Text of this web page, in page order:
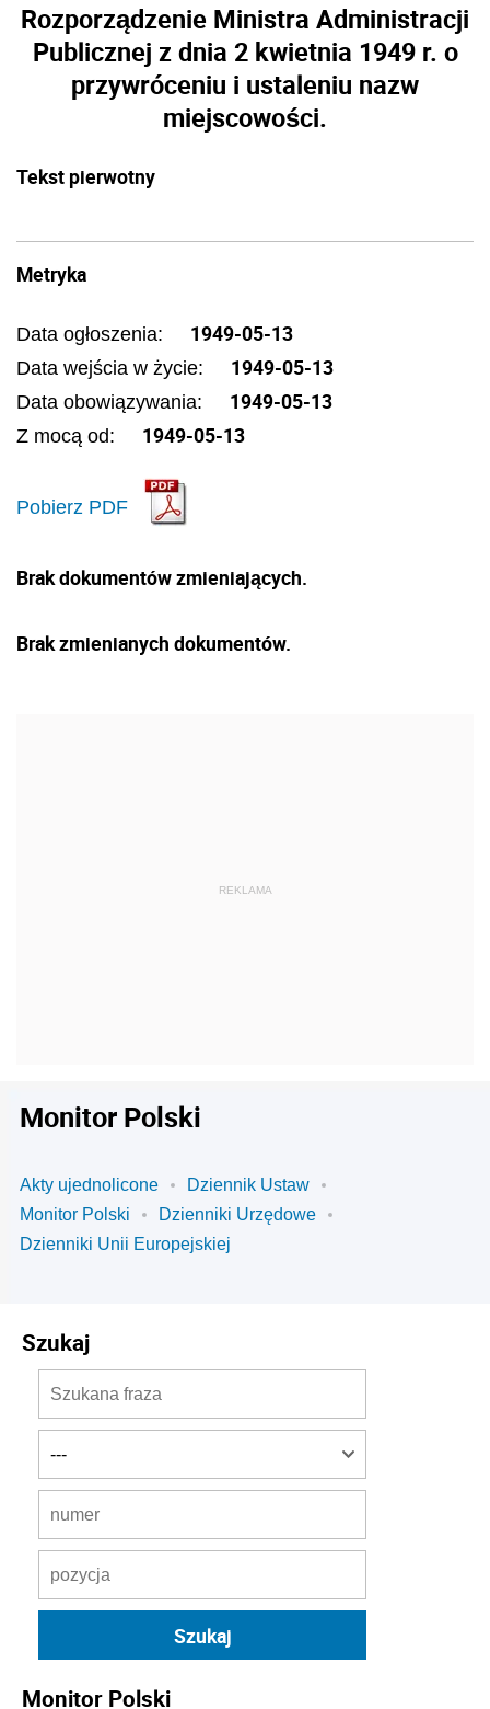
Rozporządzenie Ministra Administracji
Publicznej z dnia 2 kwietnia 1949 r. o
przywróceniu i ustaleniu nazw
miejscowości.
Tekst pierwotny
Metryka
Data ogłoszenia: 1949-05-13
Data wejścia w życie: 1949-05-13
Data obowiązywania: 1949-05-13
Z mocą od: 1949-05-13
Pobierz PDF
Brak dokumentów zmieniających.
Brak zmienianych dokumentów.
Monitor Polski
Akty ujednolicone
Dziennik Ustaw
Monitor Polski
Dzienniki Urzędowe
Dzienniki Unii Europejskiej
Szukaj
Monitor Polski